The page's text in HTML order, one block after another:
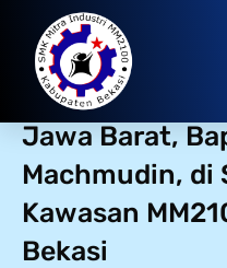
Kunjungan
Jawa Barat,
Machmudin, di
Kawasan
Bekasi